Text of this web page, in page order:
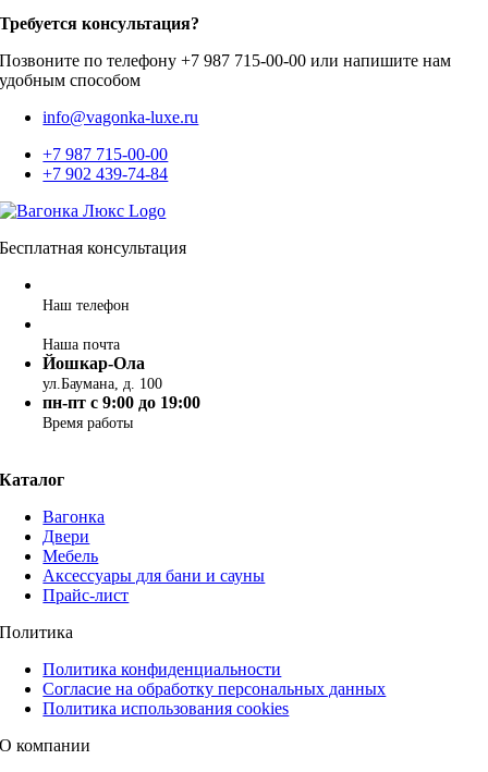
Требуется консультация?
Позвоните по телефону +7 987 715-00-00 или напишите нам
удобным способом
info@vagonka-luxe.ru
+7 987 715-00-00
+7 902 439-74-84
Бесплатная консультация
Наш телефон
Наша почта
Йошкар-Ола
ул.Баумана, д. 100
пн-пт c 9:00 до 19:00
Время работы
Каталог
Вагонка
Двери
Мебель
Аксессуары для бани и сауны
Прайс-лист
Политика
Политика конфиденциальности
Согласие на обработку персональных данных
Политика использования cookies
О компании